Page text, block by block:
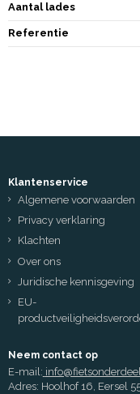
Aantal lades
Referentie
Klantenservice
Algemene voorwaarden
Privacy verklaring
Klachten
Over ons
Juridische kennisgeving
EU-
Neem contact op
E-mail:
Adres: Hoolhof 16, Eersel